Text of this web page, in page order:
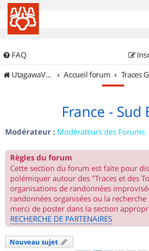
FAQ
UtagawaVTT (Randos VTT et VTTAE avec traces GPS)
Accueil forum
France - Sud
Modérateur : Modérateurs des Forums
Règles du forum
Cette section du forum est faite pour
polémiquer autour des "Traces et des
organisations de randonnées
randonnées organisées ou la
merci de poster dans la section
RECHERCHE DE PARTENAIRES
Nouveau sujet